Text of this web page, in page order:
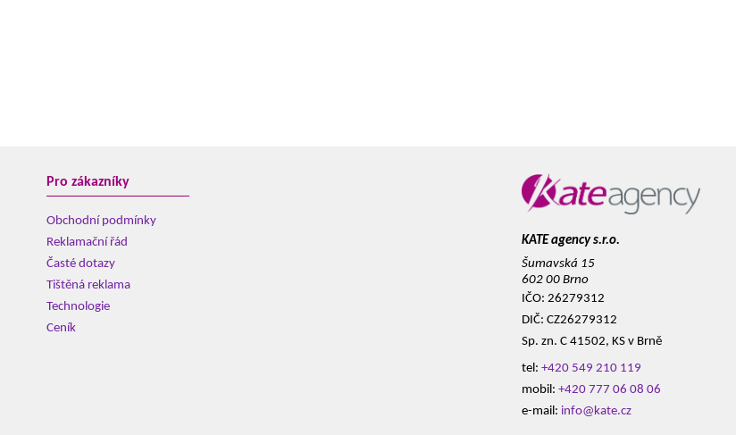
Pro zákazníky
Obchodní podmínky
Reklamační řád
Časté dotazy
Tištěná reklama
Technologie
Ceník
KATE agency s.r.o.
Šumavská 15
602 00 Brno
IČO: 26279312
DIČ: CZ26279312
Sp. zn. C 41502, KS v Brně
tel: +420 549 210 119
mobil: +420 777 06 08 06
e-mail: info@kate.cz